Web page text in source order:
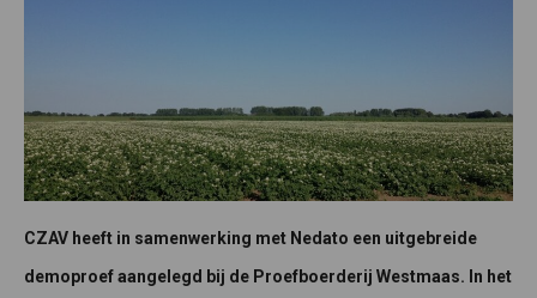
CZAV heeft in samenwerking met Nedato een uitgebreide
demoproef aangelegd bij de Proefboerderij Westmaas. In het